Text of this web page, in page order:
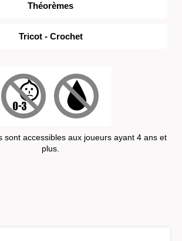
Théorèmes
Tricot - Crochet
sont accessibles aux joueurs ayant 4 ans et
plus.